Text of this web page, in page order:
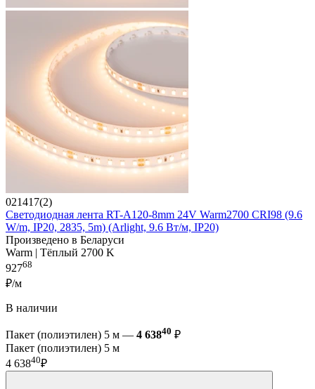
021417(2)
Светодиодная лента RT-A120-8mm 24V Warm2700 CRI98 (9.6
W/m, IP20, 2835, 5m) (Arlight, 9.6 Вт/м, IP20)
Произведено в Беларуси
Warm | Тёплый 2700 K
92768
₽/м
В наличии
Пакет (полиэтилен) 5 м — 4 63840 ₽
Пакет (полиэтилен) 5 м
4 63840₽